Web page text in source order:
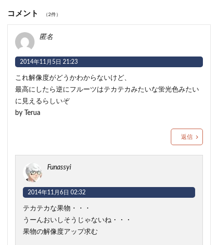
コメント （2件）
匿名
2014年11月5日 21:23
これ解像度がどうかわからないけど、
最高にしたら逆にフルーツはテカテカみたいな蛍光色みたい
に見えるらしいぞ
by Terua
返信
Funassyi
2014年11月6日 02:32
テカテカな果物・・・
うーんおいしそうじゃないね・・・
果物の解像度アップ求む